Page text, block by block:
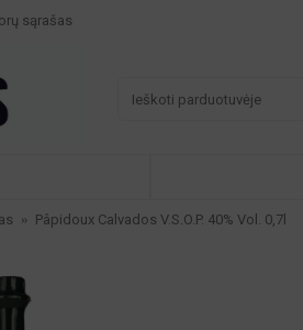
sąrašas
Pâpidoux Calvados V.S.O.P. 40% Vol. 0,7l